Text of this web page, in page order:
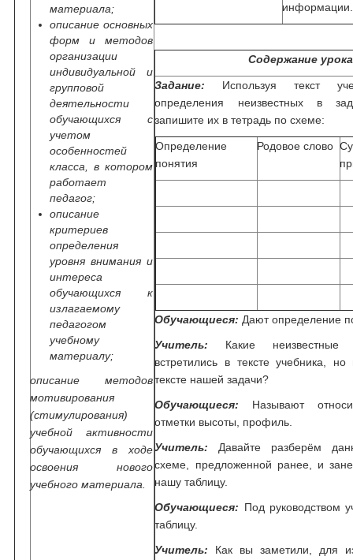
материала;
описание основных
форм и методов
организации
индивидуальной и
групповой
деятельности
обучающихся с
учетом
особенностей
класса, в котором
работает
педагог;
описание
критериев
определения
уровня внимания и
интереса
обучающихся к
излагаемому
педагогом
учебному
материалу;
описание методов
мотивирования
(стимулирования)
учебной активности
обучающихся в ходе
освоения нового
учебного материала.
информации.
Содержание урока
Задание: Используя текст
определения неизвестных в
запишите их в тетрадь по схеме:
Определение
понятия
Родовое слово
Обучающиеся: Дают определение
Учитель: Какие неизвестные
встретились в тексте учебника, но
тексте нашей задачи?
Обучающиеся: Называют
отметки высоты, профиль.
Учитель: Давайте разберём
схеме, предложенной ранее, и
нашу таблицу.
Обучающиеся: Под руководством
таблицу.
Учитель: Как вы заметили, для